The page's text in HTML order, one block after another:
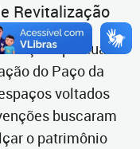
Revitalização
ações pontuais
do Paço da
voltados
buscaram
o patrimônio